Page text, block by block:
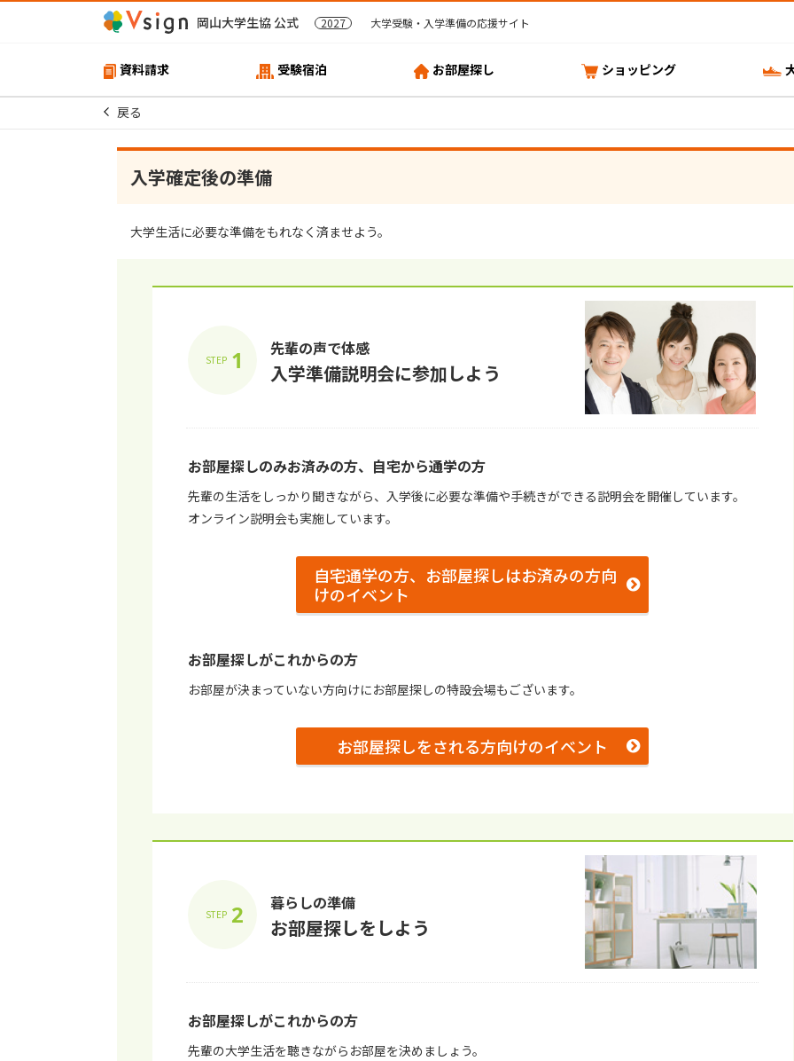
岡山大学生協 公式 2027 大学受験・入学準備の応援サイト
資料請求 受験宿泊 お部屋探し ショッピング
戻る
⼊学確定後の準備
⼤学⽣活に必要な準備をもれなく済ませよう。
STEP 1 先輩の声で体感
⼊学準備説明会に参加しよう
お部屋探しのみお済みの⽅、⾃宅から通学の⽅
先輩の⽣活をしっかり聞きながら、⼊学後に必要な準備や⼿続きができる説明会を開催しています。
オンライン説明会も実施しています。
自宅通学の方、お部屋探しはお済みの方向
けのイベント
お部屋探しがこれからの⽅
お部屋が決まっていない⽅向けにお部屋探しの特設会場もございます。
お部屋探しをされる方向けのイベント
STEP 2 暮らしの準備
お部屋探しをしよう
お部屋探しがこれからの⽅
先輩の⼤学⽣活を聴きながらお部屋を決めましょう。